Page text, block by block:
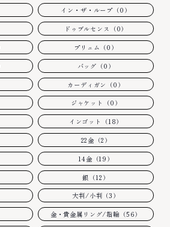
イン・ザ・ループ（0）
ドゥブルセンス（0）
プリュム（0）
バッグ（0）
カーディガン（0）
ジャケット（0）
インゴット（18）
22金（2）
14金（19）
銀（12）
大判/小判（3）
金・貴金属リング/指輪（56）